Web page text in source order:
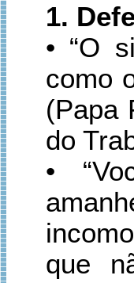
1.
• “O
como
(Papa
do
•
que